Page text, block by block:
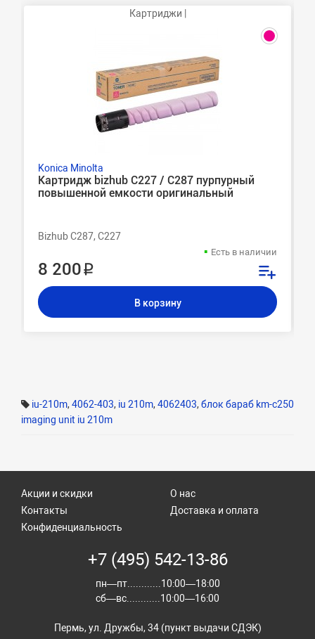
Картриджи |
Konica Minolta
Картридж bizhub C227 / C287 пурпурный
повышенной емкости оригинальный
Bizhub C287, C227
Есть в наличии
8 200 ₽
В корзину
iu-210m, 4062-403, iu 210m, 4062403, блок бараб km-c250
imaging unit iu 210m
Акции и скидки
Контакты
О нас
Доставка и оплата
Конфиденциальность
+7 (495) 542-13-86
пн—пт............10:00—18:00
сб—вс............10:00—16:00
Пермь, ул. Дружбы, 34 (пункт выдачи СДЭК)